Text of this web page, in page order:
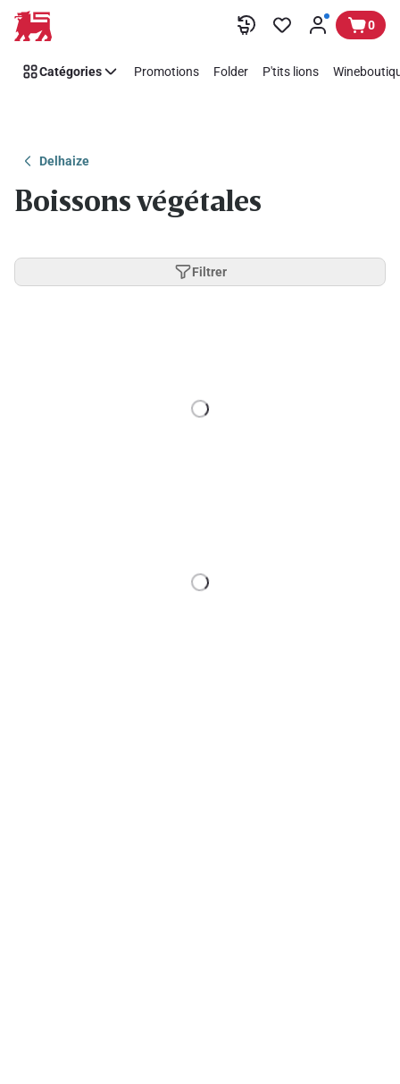
Passer 0
Catégories Promotions Folder P'tits lions
Delhaize
Boissons végétales
Filtrer